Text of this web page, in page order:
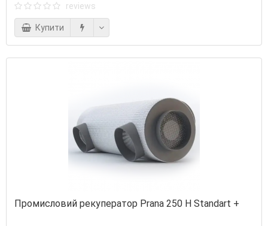
reviews
Купити
Промисловий рекуператор Prana 250 H Standart +